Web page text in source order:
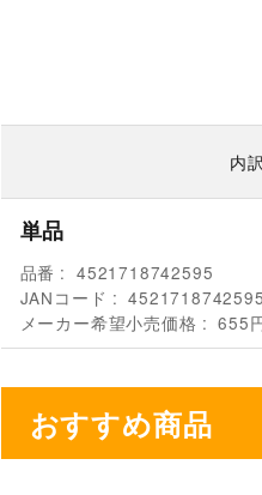
内訳
単品
品番
4521718742595
JANコード
4521718742595
メーカー希望小売価格
655
おすすめ商品